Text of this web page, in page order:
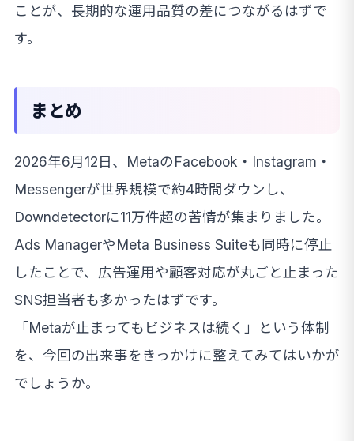
ことが、長期的な運用品質の差につながるはずで
す。
まとめ
2026年6月12日、MetaのFacebook・Instagram・
Messengerが世界規模で約4時間ダウンし、
Downdetectorに11万件超の苦情が集まりました。
Ads ManagerやMeta Business Suiteも同時に停止
したことで、広告運用や顧客対応が丸ごと止まった
SNS担当者も多かったはずです。
「Metaが止まってもビジネスは続く」という体制
を、今回の出来事をきっかけに整えてみてはいかが
でしょうか。